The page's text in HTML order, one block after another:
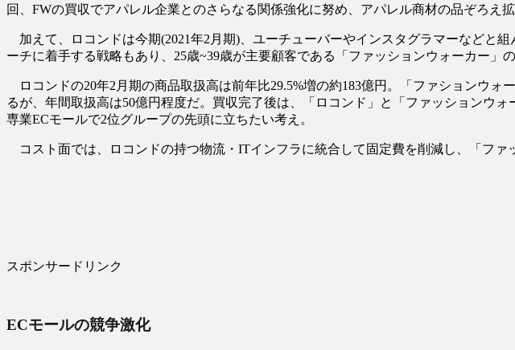
回、FWの買収でアパレル企業とのさらなる関係強化に努め、アパレル商材の品ぞろえ拡
加えて、ロコンドは今期(2021年2月期)、ユーチューバーやインスタグラマーなどと
ーチに着手する戦略もあり、25歳~39歳が主要顧客である「ファッションウォーカー」
ロコンドの20年2月期の商品取扱高は前年比29.5%増の約183億円。「ファションウ
るが、年間取扱高は50億円程度だ。買収完了後は、「ロコンド」と「ファッションウ
専業ECモールで2位グループの先頭に立ちたい考え。
コスト面では、ロコンドの持つ物流・ITインフラに統合して固定費を削減し、「ファ
スポンサードリンク
ECモールの競争激化